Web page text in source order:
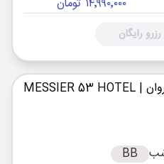
۱۴٬۹۹۰٬۰۰۰ تومان
رایگان
| MESSIER 53 HOTEL
BB